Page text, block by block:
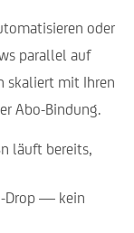
oder
parallel auf
skaliert mit Ihren
Abo-Bindung.
läuft bereits,
Drop — kein